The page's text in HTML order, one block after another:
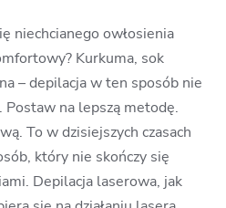
niechcianego owłosienia
Kurkuma, sok
– depilacja w ten sposób nie
Postaw na lepszą metodę.
To w dzisiejszych czasach
który nie skończy się
Depilacja laserowa, jak